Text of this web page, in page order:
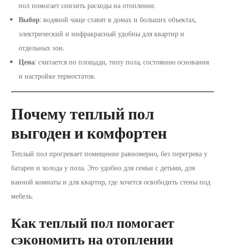
пол помогает снизить расходы на отопление.
Выбор: водяной чаще ставят в домах и больших объектах,
электрический и инфракрасный удобны для квартир и
отдельных зон.
Цена: считается по площади, типу пола, состоянию основания
и настройке термостатов.
Почему теплый пол
выгоден и комфортен
Теплый пол прогревает помещение равномерно, без перегрева у
батареи и холода у пола. Это удобно для семьи с детьми, для
ванной комнаты и для квартир, где хочется освободить стены под
мебель.
Как теплый пол помогает
сэкономить на отоплении